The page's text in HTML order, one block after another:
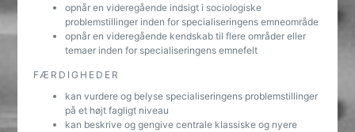
opnår en videregående indsigt i sociologiske
problemstillinger inden for specialiseringens emneområde
opnår en videregående kendskab til flere områder eller
temaer inden for specialiseringens emnefelt
FÆRDIGHEDER
kan vurdere og belyse specialiseringens problemstillinger
på et højt fagligt niveau
kan beskrive og gengive centrale klassiske og nyere